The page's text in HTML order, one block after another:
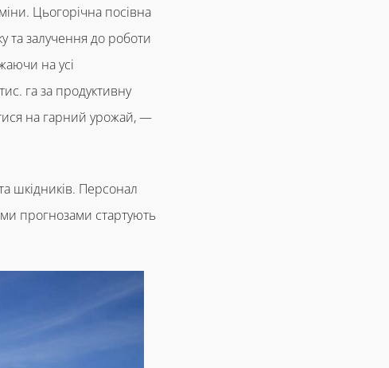
Цьогорічна посівна
та залучення до роботи
на усі
га за продуктивну
на гарний урожай, —
шкідників. Персонал
прогнозами стартують